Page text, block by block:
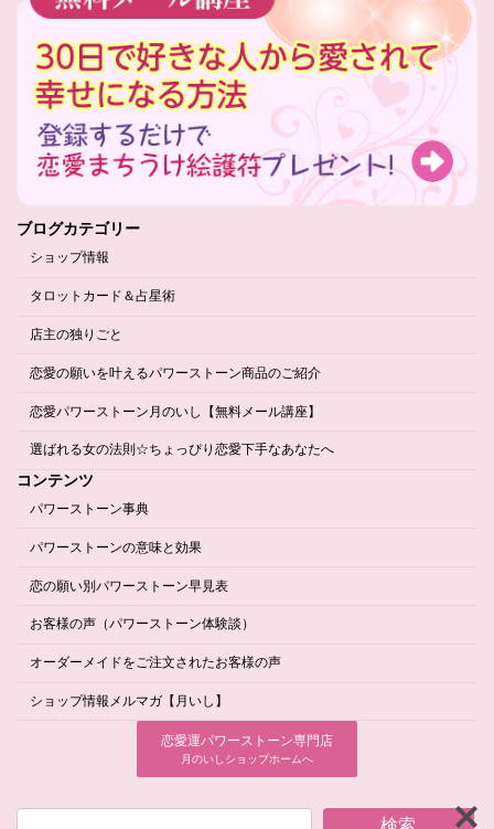
ブログカテゴリー
ショップ情報
タロットカード＆占星術
店主の独りごと
恋愛の願いを叶えるパワーストーン商品のご紹介
恋愛パワーストーン月のいし【無料メール講座】
選ばれる女の法則☆ちょっぴり恋愛下手なあなたへ
コンテンツ
パワーストーン事典
パワーストーンの意味と効果
恋の願い別パワーストーン早見表
お客様の声（パワーストーン体験談）
オーダーメイドをご注文されたお客様の声
ショップ情報メルマガ【月いし】
恋愛運パワーストーン専門店
月のいしショップホームへ
検索